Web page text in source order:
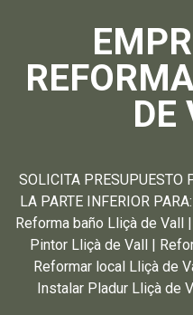
DE
SOLICITA PRESUPUESTO
LA PARTE INFERIOR
Reforma baño Lliçà de Vall
Pintor Lliçà de Vall |
Reformar local Lliçà de
Instalar Pladur Lliçà de